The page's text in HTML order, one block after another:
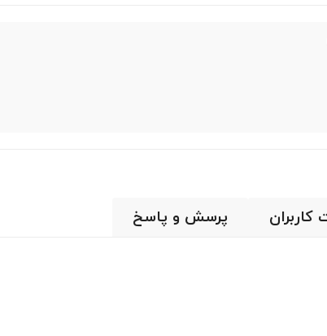
کاربران پرسش و پاسخ